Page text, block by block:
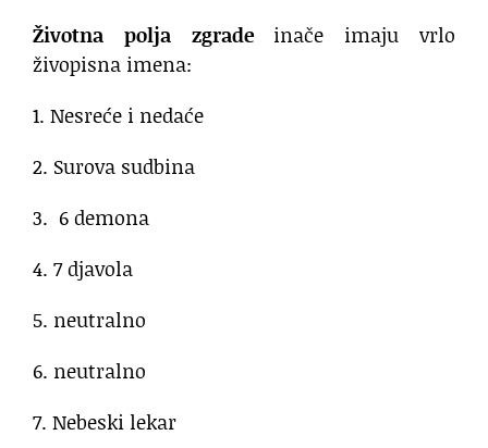
Životna polja zgradeinače imaju vrlo
živopisna imena:
1. Nesreće i nedaće
2. Surova sudbina
3. 6 demona
4. 7 djavola
5. neutralno
6. neutralno
7. Nebeski lekar